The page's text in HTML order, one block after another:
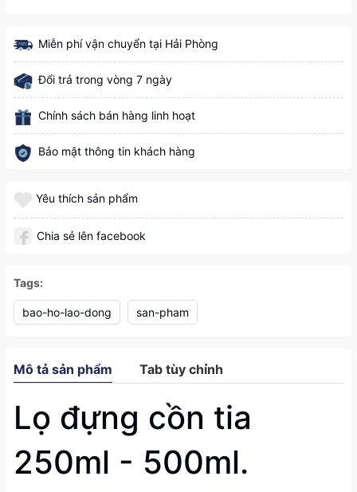
Miễn phí vận chuyển tại Hải Phòng
Đổi trả trong vòng 7 ngày
Chính sách bán hàng linh hoạt
Bảo mật thông tin khách hàng
Yêu thích sản phẩm
Chia sẻ lên facebook
Tags:
bao-ho-lao-dong san-pham
Mô tả sản phẩm Tab tùy chỉnh
Lọ đựng cồn tia
250ml - 500ml.